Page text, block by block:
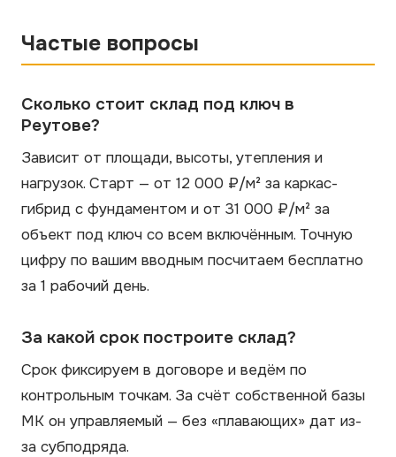
Частые вопросы
Сколько стоит склад под ключ в
Реутове?
Зависит от площади, высоты, утепления и
нагрузок. Старт — от 12 000 ₽/м² за каркас-
гибрид с фундаментом и от 31 000 ₽/м² за
объект под ключ со всем включённым. Точную
цифру по вашим вводным посчитаем бесплатно
за 1 рабочий день.
За какой срок построите склад?
Срок фиксируем в договоре и ведём по
контрольным точкам. За счёт собственной базы
МК он управляемый — без «плавающих» дат из-
за субподряда.